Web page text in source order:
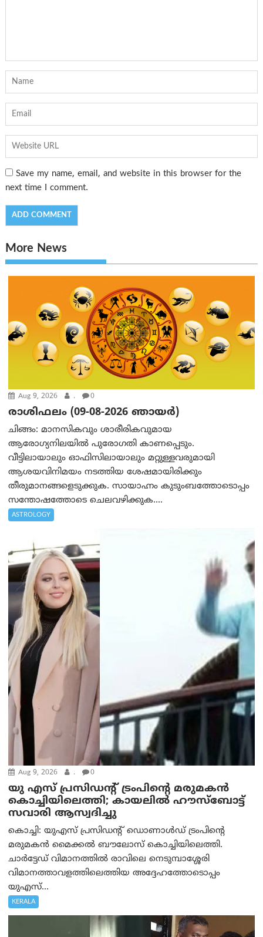
Save my name, email, and website in this browser for the
next time I comment.
More News
Aug 9, 2026 . 0
രാശിഫലം (09-08-2026 ഞായര്‍)
ചിങ്ങം: മാനസികവും ശാരീരികവുമായ
ആരോഗ്യനിലയിൽ പുരോഗതി കാണപ്പെടും.
വീട്ടിലായാലും ഓഫിസിലായാലും മറ്റുള്ളവരുമായി
ആശയവിനിമയം നടത്തിയ ശേഷമായിരിക്കും
തീരുമാനങ്ങളെടുക്കുക. സായാഹ്നം കുടുംബത്തോടൊപ്പം
സന്തോഷത്തോടെ ചെലവഴിക്കുക....
ASTROLOGY
Aug 9, 2026 . 0
യു എസ് പ്രസിഡന്റ് ട്രംപിന്റെ മരുമകൻ
കൊച്ചിയിലെത്തി; കായലിൽ ഹൗസ്ബോട്ട്
സവാരി ആസ്വദിച്ചു
കൊച്ചി: യുഎസ് പ്രസിഡന്റ് ഡൊണാൾഡ് ട്രംപിന്റെ
മരുമകൻ മൈക്കൽ ബൗലോസ് കൊച്ചിയിലെത്തി.
ചാർട്ടേഡ് വിമാനത്തിൽ രാവിലെ നെടുമ്പാശ്ശേരി
വിമാനത്താവളത്തിലെത്തിയ അദ്ദേഹത്തോടൊപ്പം
യുഎസ്...
KERALA